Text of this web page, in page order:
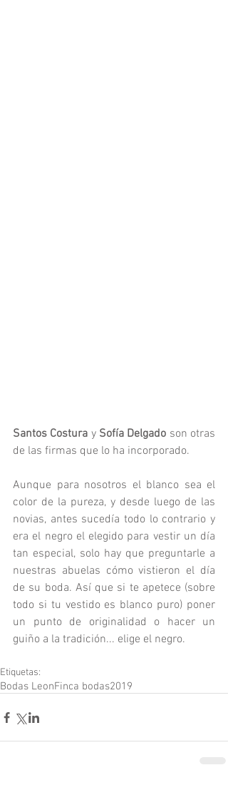
Santos Costura y Sofía Delgado son otras
de las firmas que lo ha incorporado.
Aunque para nosotros el blanco sea el
color de la pureza, y desde luego de las
novias, antes sucedía todo lo contrario y
era el negro el elegido para vestir un día
tan especial, solo hay que preguntarle a
nuestras abuelas cómo vistieron el día
de su boda. Así que si te apetece (sobre
todo si tu vestido es blanco puro) poner
un punto de originalidad o hacer un
guiño a la tradición... elige el negro.
Etiquetas:
Bodas LeonFinca bodas2019